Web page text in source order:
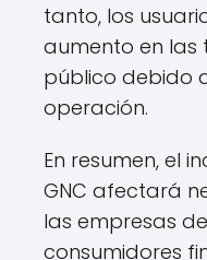
tanto, los
aumento en
público debido
operación.
En resumen, el
GNC afectará
las empresas
consumidores